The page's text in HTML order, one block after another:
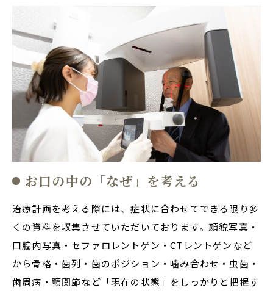
お口の中の「なぜ」を考える
治療計画を考える際には、症状に合わせてできる限り多
くの資料を収集させていただいております。顔貌写真・
口腔内写真・セファロレントゲン・CTレントゲンなど
から骨格・歯列・歯のポジション・噛み合わせ・虫歯・
歯周病・顎関節など「現在の状態」をしっかりと把握す